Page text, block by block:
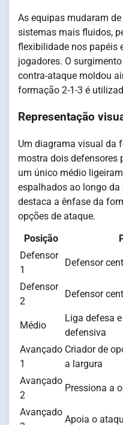
As equipas mudaram
sistemas mais fluidos,
flexibilidade nos papéis
jogadores. O
contra-ataque moldou
formação 2-1-3 é
Representação
Um diagrama visual da
mostra dois defensores
um único médio
espalhados ao longo
destaca a ênfase da
opções de ataque.
Posição
Defensor
1
Defensor
Defensor
2
Defensor
Médio
Liga defesa
defensiva
Avançado
1
Criador de
a largura
Avançado
2
Pressiona a
Avançado
Apoia o